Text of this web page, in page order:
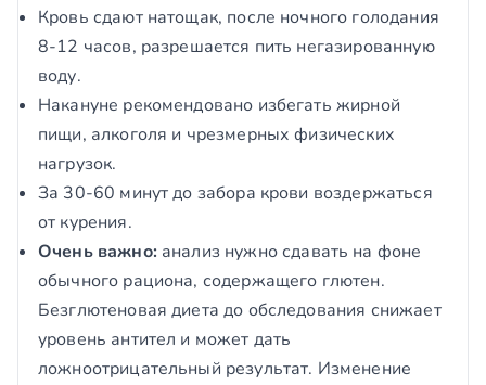
Кровь сдают натощак, после ночного голодания
8-12 часов, разрешается пить негазированную
воду.
Накануне рекомендовано избегать жирной
пищи, алкоголя и чрезмерных физических
нагрузок.
За 30-60 минут до забора крови воздержаться
от курения.
Очень важно:анализ нужно сдавать на фоне
обычного рациона, содержащего глютен.
Безглютеновая диета до обследования снижает
уровень антител и может дать
ложноотрицательный результат. Изменение